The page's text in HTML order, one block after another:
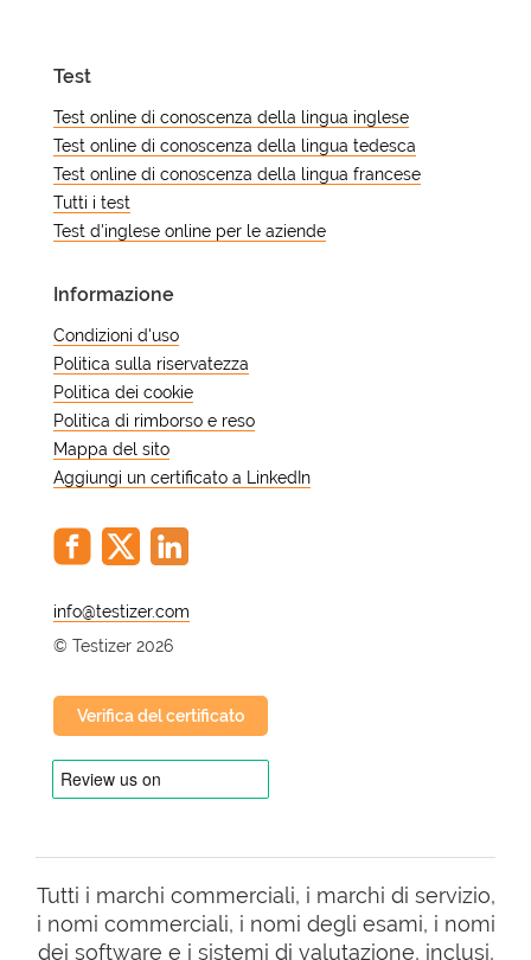
Test
Test online di conoscenza della lingua inglese
Test online di conoscenza della lingua tedesca
Test online di conoscenza della lingua francese
Tutti i test
Test d'inglese online per le aziende
Informazione
Condizioni d'uso
Politica sulla riservatezza
Politica dei cookie
Politica di rimborso e reso
Mappa del sito
Aggiungi un certificato a LinkedIn
@
© Testizer 2026
Verifica del certificato
Tutti i marchi commerciali, i marchi di servizio,
i nomi commerciali, i nomi degli esami, i nomi
dei software e i sistemi di valutazione, inclusi,